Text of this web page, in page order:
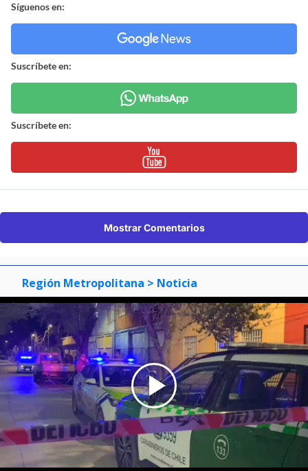
Síguenos en:
Suscríbete en:
Suscríbete en:
Mostrar Comentarios
Región Metropolitana > Noticia